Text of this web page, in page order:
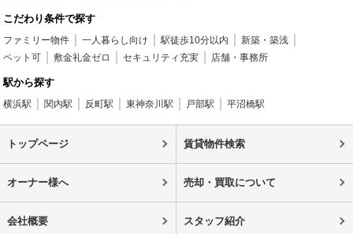
こだわり条件で探す
ファミリー物件 一人暮らし向け 駅徒歩10分以内
新築・築浅
ペット可
敷金礼金ゼロ セキュリティ充実 店舗・事務所
駅から探す
横浜駅 関内駅 反町駅 東神奈川駅 戸部駅 平沼橋駅
トップページ 賃貸物件検索
オーナー様へ 売却・買取について
会社概要 スタッフ紹介